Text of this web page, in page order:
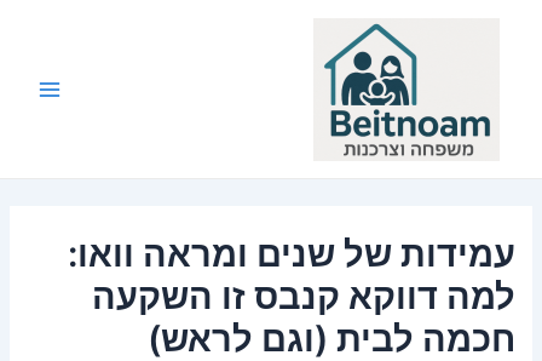
עמידות של שנים ומראה וואו:
למה דווקא קנבס זו השקעה
חכמה לבית (וגם לראש)